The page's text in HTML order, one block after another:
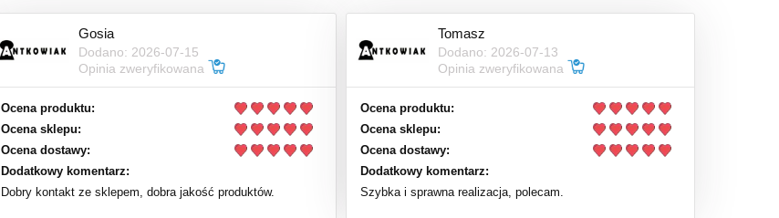
Gosia
Dodano: 2026-07-15
Opinia zweryfikowana
Ocena produktu:
Ocena sklepu:
Ocena dostawy:
Dodatkowy komentarz:
Dobry kontakt ze sklepem, dobra jakość produktów.
Tomasz
Dodano: 2026-07-13
Opinia zweryfikowana
Ocena produktu:
Ocena sklepu:
Ocena dostawy:
Dodatkowy komentarz:
Szybka i sprawna realizacja, polecam.